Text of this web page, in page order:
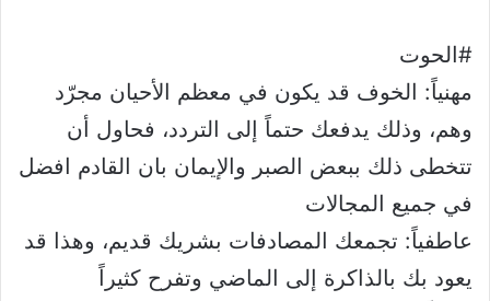
#الحوت
مهنياً: الخوف قد يكون في معظم الأحيان مجرّد
وهم، وذلك يدفعك حتماً إلى التردد، فحاول أن
تتخطى ذلك ببعض الصبر والإيمان بان القادم افضل
في جميع المجالات
عاطفياً: تجمعك المصادفات بشريك قديم، وهذا قد
يعود بك بالذاكرة إلى الماضي وتفرح كثيراً